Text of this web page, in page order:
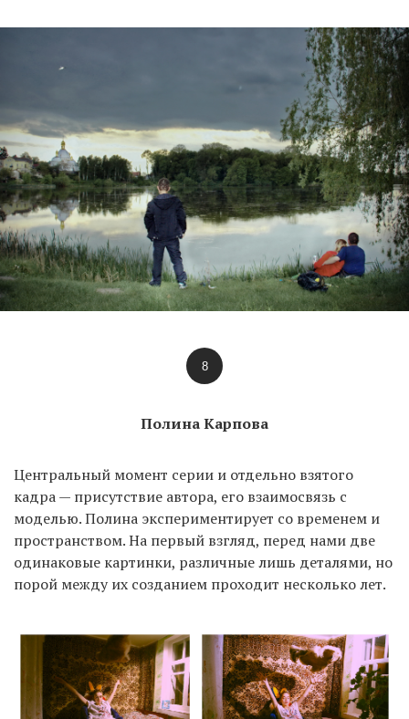
8
Полина Карпова
Центральный момент серии и отдельно взятого
кадра — присутствие автора, его взаимосвязь с
моделью. Полина экспериментирует со временем и
пространством. На первый взгляд, перед нами две
одинаковые картинки, различные лишь деталями, но
порой между их созданием проходит несколько лет.